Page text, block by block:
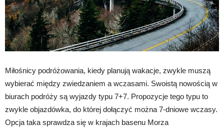
Miłośnicy podróżowania, kiedy planują wakacje, zwykle muszą
wybierać między zwiedzaniem a wczasami. Swoistą nowością w
biurach podróży są wyjazdy typu 7+7. Propozycje tego typu to
zwykle objazdówka, do której dołączyć można 7-dniowe wczasy.
Opcja taka sprawdza się w krajach basenu Morza